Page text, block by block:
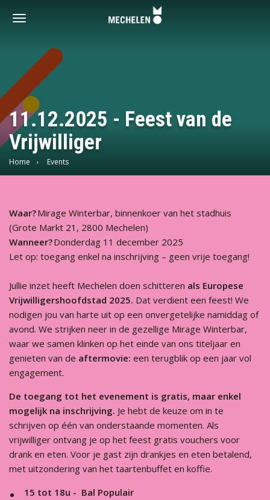
Toggle
11.12.2025 - Feest van de
Vrijwilliger
Home Events
Waar?Mirage Winterbar, binnenkoer van het stadhuis
(Grote Markt 21, 2800 Mechelen)
Wanneer?Donderdag 11 december 2025
Let op: toegang enkel na inschrijving – geen vrije toegang!
Jullie inzet heeft Mechelen doen schitteren als Europese
Vrijwilligershoofdstad 2025. Dat verdient een feest! We
nodigen jou van harte uit op een onvergetelijke namiddag of
avond. We strijken neer in de gezellige Mirage Winterbar,
waar we samen klinken op het einde van ons titeljaar en
genieten van de aftermovie: een terugblik op een jaar vol
engagement.
De toegang tot het evenement is gratis, maar enkel
mogelijk na inschrijving. Je hebt de keuze om in te
schrijven op één van onderstaande momenten. Als
vrijwilliger ontvang je op het feest gratis vouchers voor
drank en eten. Voor je gast zijn drankjes en eten betalend,
met uitzondering van het taartenbuffet en koffie.
15 tot 18u - Bal Populair